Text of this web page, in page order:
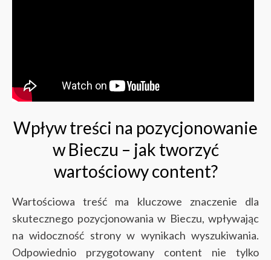
Wpływ treści na pozycjonowanie
w Bieczu – jak tworzyć
wartościowy content?
Wartościowa treść ma kluczowe znaczenie dla
skutecznego pozycjonowania w Bieczu, wpływając
na widoczność strony w wynikach wyszukiwania.
Odpowiednio przygotowany content nie tylko